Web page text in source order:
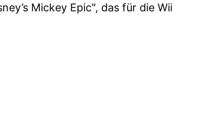
Mickey Epic", das für die Wii